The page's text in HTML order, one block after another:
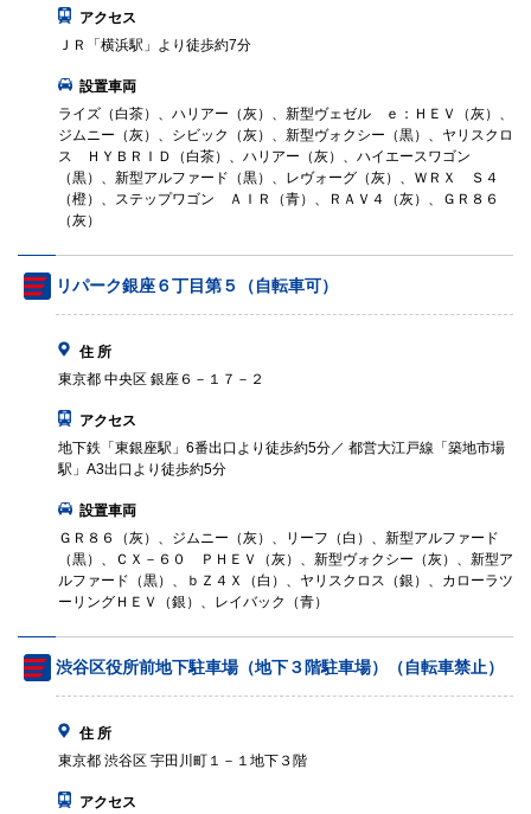
アクセス
ＪＲ「横浜駅」より徒歩約7分
設置車両
ライズ（白茶）、ハリアー（灰）、新型ヴェゼル ｅ：ＨＥＶ（灰）、
ジムニー（灰）、シビック（灰）、新型ヴォクシー（黒）、ヤリスクロ
ス ＨＹＢＲＩＤ（白茶）、ハリアー（灰）、ハイエースワゴン
（黒）、新型アルファード（黒）、レヴォーグ（灰）、ＷＲＸ Ｓ４
（橙）、ステップワゴン ＡＩＲ（青）、ＲＡＶ４（灰）、ＧＲ８６
（灰）
リパーク銀座６丁目第５（自転車可）
住 所
東京都 中央区 銀座６－１７－２
アクセス
地下鉄「東銀座駅」6番出口より徒歩約5分／ 都営大江戸線「築地市場
駅」A3出口より徒歩約5分
設置車両
ＧＲ８６（灰）、ジムニー（灰）、リーフ（白）、新型アルファード
（黒）、ＣＸ－６０ ＰＨＥＶ（灰）、新型ヴォクシー（灰）、新型ア
ルファード（黒）、ｂＺ４Ｘ（白）、ヤリスクロス（銀）、カローラツ
ーリングＨＥＶ（銀）、レイバック（青）
渋谷区役所前地下駐車場（地下３階駐車場）（自転車禁止）
住 所
東京都 渋谷区 宇田川町１－１地下３階
アクセス